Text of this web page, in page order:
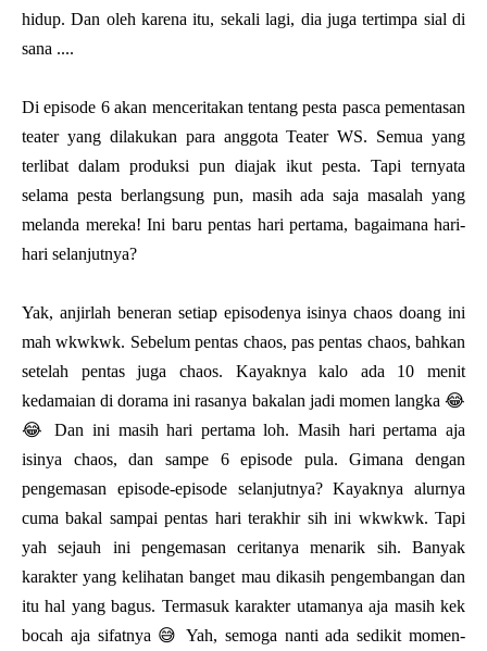
hidup. Dan oleh karena itu, sekali lagi, dia juga tertimpa sial di
sana ....
Di episode 6 akan menceritakan tentang pesta pasca pementasan
teater yang dilakukan para anggota Teater WS. Semua yang
terlibat dalam produksi pun diajak ikut pesta. Tapi ternyata
selama pesta berlangsung pun, masih ada saja masalah yang
melanda mereka! Ini baru pentas hari pertama, bagaimana hari-
hari selanjutnya?
Yak, anjirlah beneran setiap episodenya isinya chaos doang ini
mah wkwkwk. Sebelum pentas chaos, pas pentas chaos, bahkan
setelah pentas juga chaos. Kayaknya kalo ada 10 menit
kedamaian di dorama ini rasanya bakalan jadi momen langka 😂
😂 Dan ini masih hari pertama loh. Masih hari pertama aja
isinya chaos, dan sampe 6 episode pula. Gimana dengan
pengemasan episode-episode selanjutnya? Kayaknya alurnya
cuma bakal sampai pentas hari terakhir sih ini wkwkwk. Tapi
yah sejauh ini pengemasan ceritanya menarik sih. Banyak
karakter yang kelihatan banget mau dikasih pengembangan dan
itu hal yang bagus. Termasuk karakter utamanya aja masih kek
bocah aja sifatnya 😅 Yah, semoga nanti ada sedikit momen-